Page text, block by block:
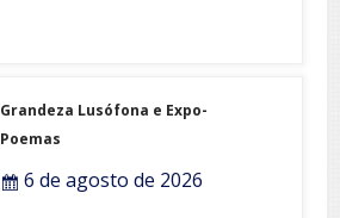
Grandeza Lusófona e Expo-
Poemas
6 de agosto de 2026